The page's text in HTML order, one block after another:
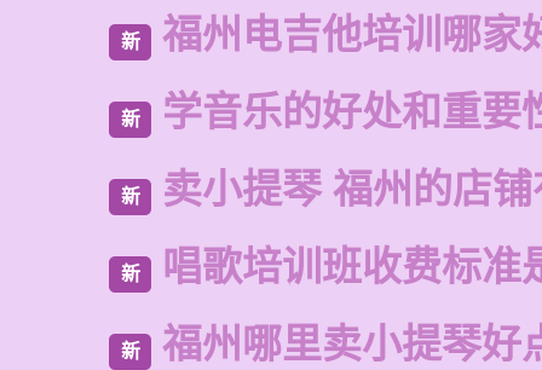
新 福州电吉他培训哪家
新 学音乐的好处和重要
新 卖小提琴 福州的店
新 唱歌培训班收费标准
新 福州哪里卖小提琴好